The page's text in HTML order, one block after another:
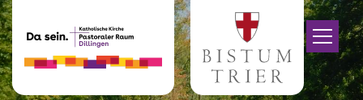
Zum Inhalt springen